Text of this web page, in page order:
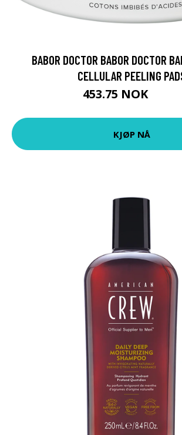
BABOR DOCTOR BABOR DOCTOR
CELLULAR PEELING
453.75 NOK
KJØP NÅ